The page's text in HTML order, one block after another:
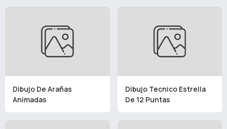
Dibujo De Arañas
Animadas
Dibujo Tecnico Estrella
De 12 Puntas